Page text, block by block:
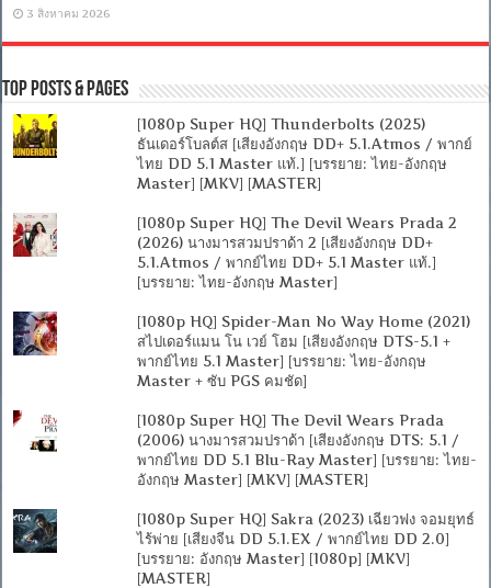
3 สิงหาคม 2026
Top Posts & Pages
[1080p Super HQ] Thunderbolts (2025)
ธันเดอร์โบลต์ส [เสียงอังกฤษ DD+ 5.1.Atmos / พากย์
ไทย DD 5.1 Master แท้.] [บรรยาย: ไทย-อังกฤษ
Master] [MKV] [MASTER]
[1080p Super HQ] The Devil Wears Prada 2
(2026) นางมารสวมปราด้า 2 [เสียงอังกฤษ DD+
5.1.Atmos / พากย์ไทย DD+ 5.1 Master แท้.]
[บรรยาย: ไทย-อังกฤษ Master]
[1080p HQ] Spider-Man No Way Home (2021)
สไปเดอร์แมน โน เวย์ โฮม [เสียงอังกฤษ DTS-5.1 +
พากย์ไทย 5.1 Master] [บรรยาย: ไทย-อังกฤษ
Master + ซับ PGS คมชัด]
[1080p Super HQ] The Devil Wears Prada
(2006) นางมารสวมปราด้า [เสียงอังกฤษ DTS: 5.1 /
พากย์ไทย DD 5.1 Blu-Ray Master] [บรรยาย: ไทย-
อังกฤษ Master] [MKV] [MASTER]
[1080p Super HQ] Sakra (2023) เฉียวฟง จอมยุทธ์
ไร้พ่าย [เสียงจีน DD 5.1.EX / พากย์ไทย DD 2.0]
[บรรยาย: อังกฤษ Master] [1080p] [MKV]
[MASTER]